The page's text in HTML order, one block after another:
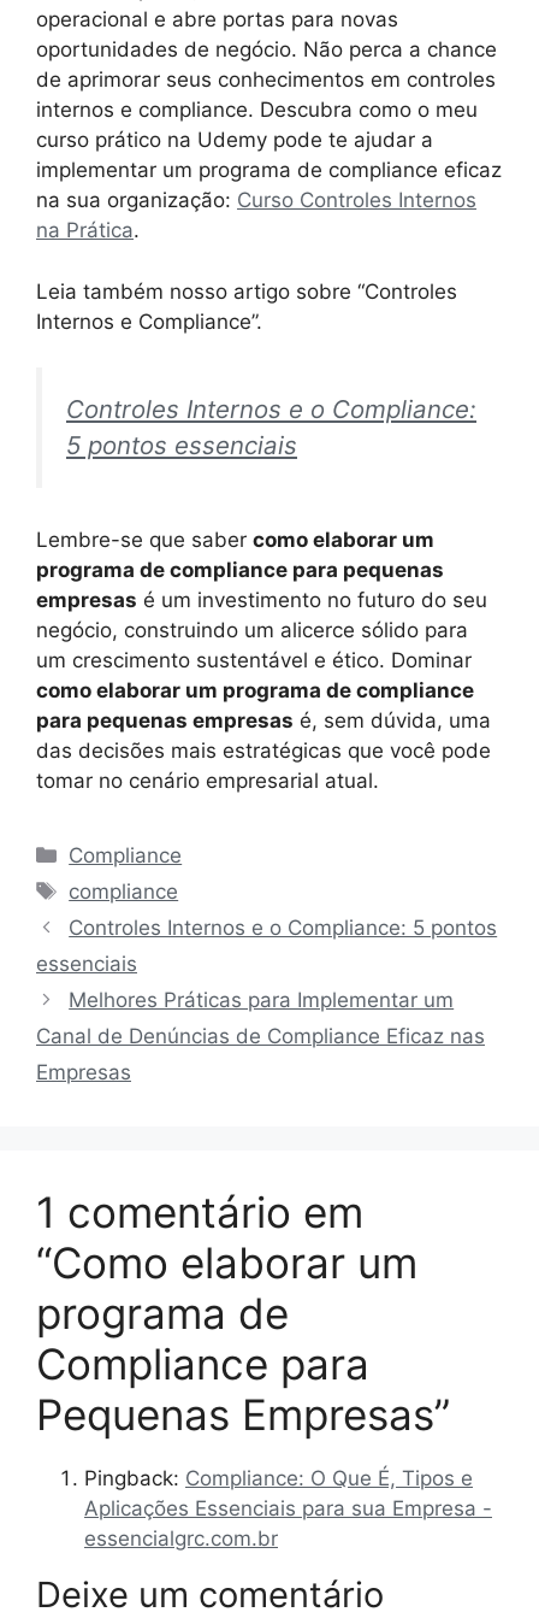
operacional e abre portas para novas
oportunidades de negócio. Não perca a chance
de aprimorar seus conhecimentos em controles
internos e compliance. Descubra como o meu
curso prático na Udemy pode te ajudar a
implementar um programa de compliance eficaz
na sua organização: Curso Controles Internos
na Prática.
Leia também nosso artigo sobre “Controles
Internos e Compliance”.
Controles Internos e o Compliance:
5 pontos essenciais
Lembre-se que saber como elaborar um
programa de compliance para pequenas
empresas é um investimento no futuro do seu
negócio, construindo um alicerce sólido para
um crescimento sustentável e ético. Dominar
como elaborar um programa de compliance
para pequenas empresas é, sem dúvida, uma
das decisões mais estratégicas que você pode
tomar no cenário empresarial atual.
Categorias
Compliance
Tags
compliance
Controles Internos e o Compliance: 5 pontos
essenciais
Melhores Práticas para Implementar um
Canal de Denúncias de Compliance Eficaz nas
Empresas
1 comentário em
“Como elaborar um
programa de
Compliance para
Pequenas Empresas”
Pingback: Compliance: O Que É, Tipos e
Aplicações Essenciais para sua Empresa -
essencialgrc.com.br
Deixe um comentário